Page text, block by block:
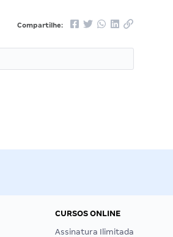
Compartilhe:
CURSOS ONLINE
Assinatura Ilimitada